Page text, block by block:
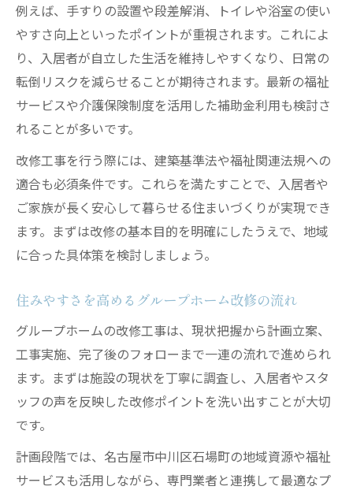
グループホーム改修の際の見積もりチェッ
ク項目
グループホーム改修で活きる中川区石場町の特
徴
グループホーム改修に活かせる地域資源の
中川区石場町の住環境が改修に与える影響
とは
地域連携で実現するグループホームの改修
工事
の特徴
周辺施設と連携したグループホームの改修
実例
住宅改修を検討する際の要チェックポイント
グループホーム改修検討時の重要な確認事
住宅改修の目的に合ったグループホームの
選び方
例えば、手すりの設置や段差解消、トイレや浴室の使い
やすさ向上といったポイントが重視されます。これによ
り、入居者が自立した生活を維持しやすくなり、日常の
転倒リスクを減らせることが期待されます。最新の福祉
サービスや介護保険制度を活用した補助金利用も検討さ
れることが多いです。
改修工事を行う際には、建築基準法や福祉関連法規への
適合も必須条件です。これらを満たすことで、入居者や
ご家族が長く安心して暮らせる住まいづくりが実現でき
ます。まずは改修の基本目的を明確にしたうえで、地域
に合った具体策を検討しましょう。
住みやすさを高めるグループホーム改修の流れ
グループホームの改修工事は、現状把握から計画立案、
工事実施、完了後のフォローまで一連の流れで進められ
ます。まずは施設の現状を丁寧に調査し、入居者やスタ
ッフの声を反映した改修ポイントを洗い出すことが大切
です。
計画段階では、名古屋市中川区石場町の地域資源や福祉
サービスも活用しながら、専門業者と連携して最適なプ